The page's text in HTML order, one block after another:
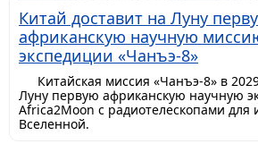
Китай доставит на Луну
африканскую научную
экспедиции «Чанъэ-8»
Китайская миссия «Чанъэ-8» в
Луну первую африканскую научную
Africa2Moon с радиотелескопами для
Вселенной.